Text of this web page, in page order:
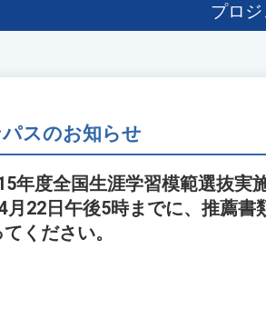
プロ
スのお知らせ
年度全国生涯学習模範選抜
月22日午後5時までに、推薦
ください。